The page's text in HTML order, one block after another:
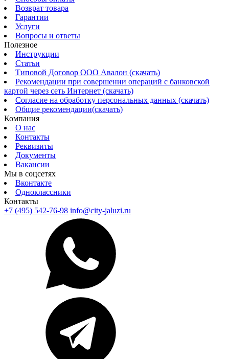
Возврат товара
Гарантии
Услуги
Вопросы и ответы
Полезное
Инструкции
Статьи
Типовой Договор ООО Авалон (скачать)
Рекомендации при совершении операций с банковской
картой через сеть Интернет (скачать)
Согласие на обработку персональных данных (скачать)
Общие рекомендации(скачать)
Компания
О нас
Контакты
Реквизиты
Документы
Вакансии
Мы в соцсетях
Вконтакте
Одноклассники
Контакты
+7 (495) 542-76-98 info@city-jaluzi.ru